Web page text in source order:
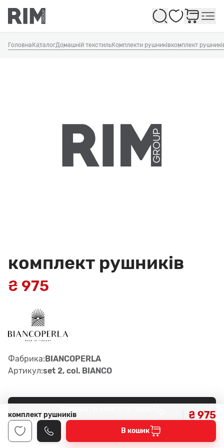
Обране
Головна КаталогДомашній текстильКомплекти рушниківкомплект
комплект рушників
₴ 975
Фабрика:BIANCOPERLA
Артикул:set 2, col. BIANCO
Наявність у салонах -
комплект рушників ₴ 975
В кошик